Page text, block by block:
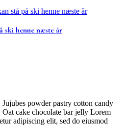
ski henne næste år
powder pastry cotton candy
cake chocolate bar jelly Lorem
adipiscing elit, sed do eiusmod